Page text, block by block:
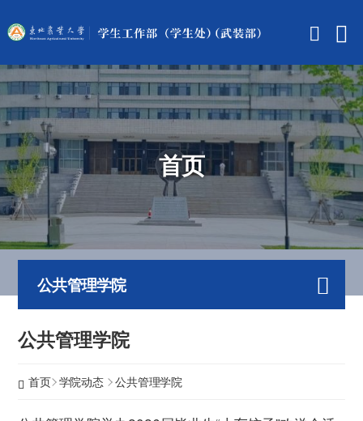
首页
公共管理学院
公共管理学院
首页 学院动态 公共管理学院